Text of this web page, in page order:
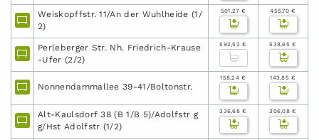
Weiskopffstr. 11/An der Wuhlheide (1/
2)
501,27 € 455,70 €
Perleberger Str. Nh. Friedrich-Krause
-Ufer (2/2)
592,52 € 538,65 €
Nonnendammallee 39-41/Boltonstr.
158,24 € 143,85 €
Alt-Kaulsdorf 38 (B 1/B 5)/Adolfstr g
g/Hst Adolfstr (1/2)
336,68 € 306,08 €